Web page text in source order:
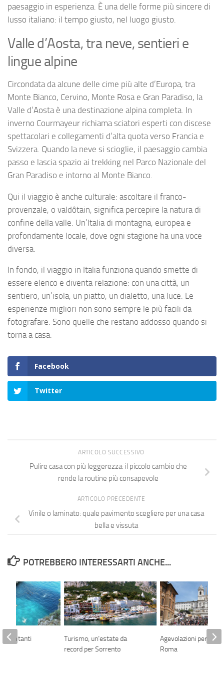
paesaggio in esperienza. È una delle forme più sincere di
lusso italiano: il tempo giusto, nel luogo giusto.
Valle d’Aosta, tra neve, sentieri e
lingue alpine
Circondata da alcune delle cime più alte d’Europa, tra
Monte Bianco, Cervino, Monte Rosa e Gran Paradiso, la
Valle d’Aosta è una destinazione alpina completa. In
inverno Courmayeur richiama sciatori esperti con discese
spettacolari e collegamenti d’alta quota verso Francia e
Svizzera. Quando la neve si scioglie, il paesaggio cambia
passo e lascia spazio ai trekking nel Parco Nazionale del
Gran Paradiso e intorno al Monte Bianco.
Qui il viaggio è anche culturale: ascoltare il franco-
provenzale, o valdôtain, significa percepire la natura di
confine della valle. Un’Italia di montagna, europea e
profondamente locale, dove ogni stagione ha una voce
diversa.
In fondo, il viaggio in Italia funziona quando smette di
essere elenco e diventa relazione: con una città, un
sentiero, un’isola, un piatto, un dialetto, una luce. Le
esperienze migliori non sono sempre le più facili da
fotografare. Sono quelle che restano addosso quando si
torna a casa.
Facebook
Twitter
ARTICOLO SUCCESSIVO
Pulire casa con più leggerezza: il piccolo cambio che
rende la routine più consapevole
ARTICOLO PRECEDENTE
Vinile o laminato: quale pavimento scegliere per una casa
bella e vissuta
POTREBBERO INTERESSARTI ANCHE...
Turismo, un’estate da
record per Sorrento
Agevolazioni per il
Roma
con tanti